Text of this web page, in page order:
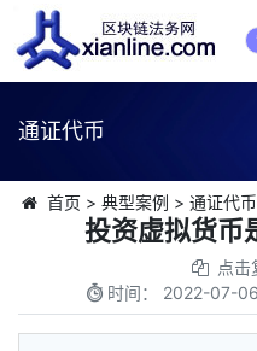
通证代币
首页 > 典型案例 > 通证代币
投资虚拟货币
点击
时间： 2022-07-